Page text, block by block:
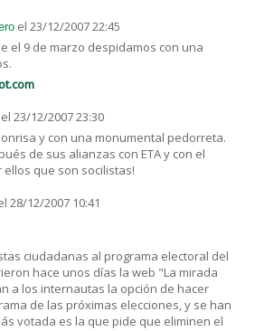
el 23/12/2007 22:45
el 9 de marzo despidamos con una
el 23/12/2007 23:30
y con una monumental pedorreta.
de sus alianzas con ETA y con el
ellos que son socilistas!
28/12/2007 10:41
ciudadanas al programa electoral del
hace unos días la web "La mirada
a los internautas la opción de hacer
de las próximas elecciones, y se han
votada es la que pide que eliminen el